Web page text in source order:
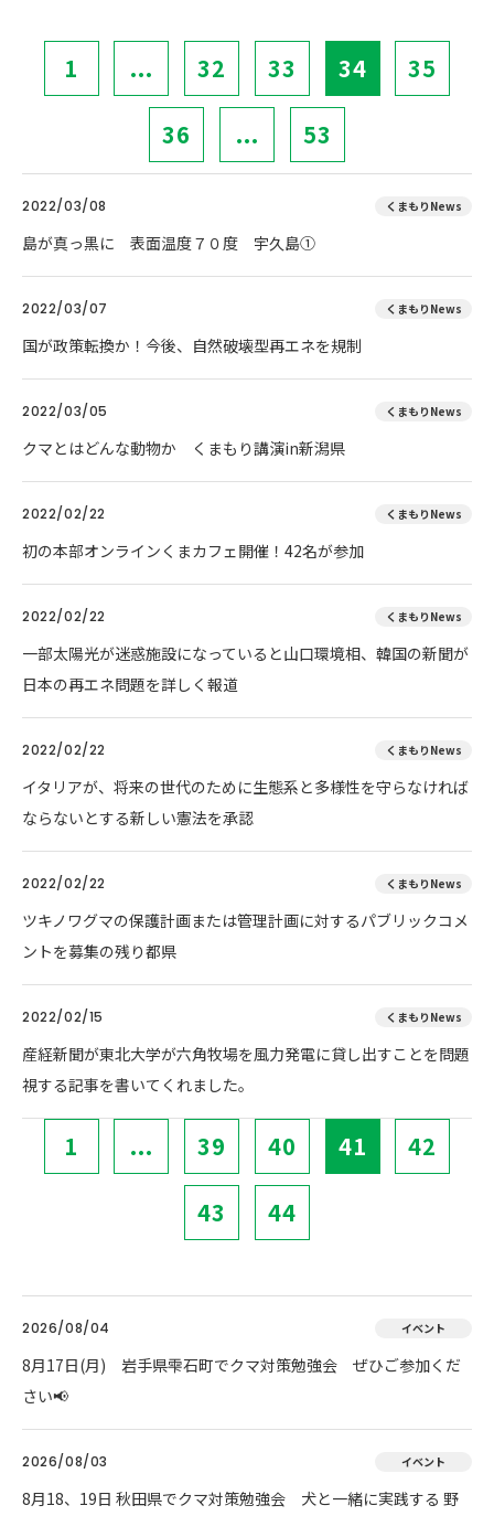
1 ... 32 33 34 35
36 ... 53
2022/03/08 くまもりNews
島が真っ黒に 表面温度７０度 宇久島①
2022/03/07 くまもりNews
国が政策転換か！今後、自然破壊型再エネを規制
2022/03/05 くまもりNews
クマとはどんな動物か くまもり講演in新潟県
2022/02/22 くまもりNews
初の本部オンラインくまカフェ開催！42名が参加
2022/02/22 くまもりNews
一部太陽光が迷惑施設になっていると山口環境相、韓国の新聞が
日本の再エネ問題を詳しく報道
2022/02/22 くまもりNews
イタリアが、将来の世代のために生態系と多様性を守らなければ
ならないとする新しい憲法を承認
2022/02/22 くまもりNews
ツキノワグマの保護計画または管理計画に対するパブリックコメ
ントを募集の残り都県
2022/02/15 くまもりNews
産経新聞が東北大学が六角牧場を風力発電に貸し出すことを問題
視する記事を書いてくれました。
1 ... 39 40 41 42
43 44
2026/08/04 イベント
8月17日(月) 岩手県雫石町でクマ対策勉強会 ぜひご参加くだ
さい📢
2026/08/03 イベント
8月18、19日 秋田県でクマ対策勉強会 犬と一緒に実践する 野